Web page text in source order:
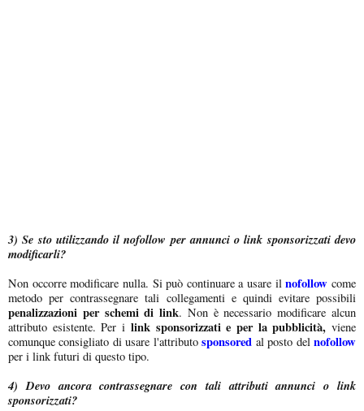
3) Se sto utilizzando il nofollow per annunci o link sponsorizzati devo
modificarli?
Non occorre modificare nulla. Si può continuare a usare ilnofollow come
metodo per contrassegnare tali collegamenti e quindi evitare possibili
penalizzazioni per schemi di link. Non è necessario modificare alcun
attributo esistente. Per i link sponsorizzati e per la pubblicità, viene
comunque consigliato di usare l'attributosponsored al posto delnofollow
per i link futuri di questo tipo.
4) Devo ancora contrassegnare con tali attributi annunci o link
sponsorizzati?